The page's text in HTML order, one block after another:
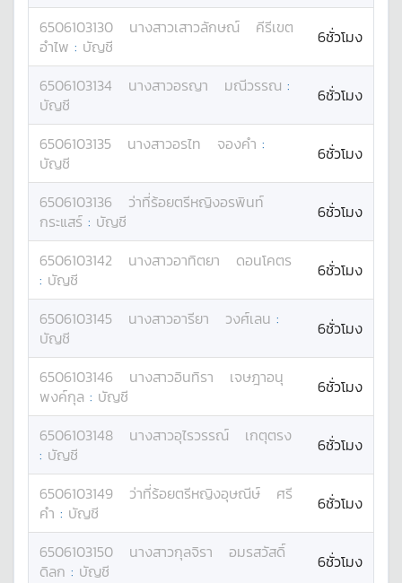
6506103130 นางสาวเสาวลักษณ์
คีรีเขต
อำไพ : บัญชี 6ชั่วโมง
6506103134 นางสาวอรญา มณีวรรณ :
บัญชี
6ชั่วโมง
6506103135 นางสาวอรไท จองคำ :
บัญชี
6ชั่วโมง
6506103136 ว่าที่ร้อยตรีหญิงอรพินท์
กระแสร์ : บัญชี 6ชั่วโมง
6506103142 นางสาวอาทิตยา
ดอนโคตร
: บัญชี 6ชั่วโมง
6506103145 นางสาวอารียา วงศ์เลน :
บัญชี
6ชั่วโมง
6506103146 นางสาวอินทิรา
เจษฎาอนุ
พงค์กุล : บัญชี 6ชั่วโมง
6506103148 นางสาวอุไรวรรณ์
เกตุตรง
: บัญชี 6ชั่วโมง
6506103149 ว่าที่ร้อยตรีหญิงอุษณีษ์
ศรี
คำ : บัญชี 6ชั่วโมง
6506103150 นางสาวกุลจิรา
อมรสวัสดิ์
ดิลก : บัญชี 6ชั่วโมง